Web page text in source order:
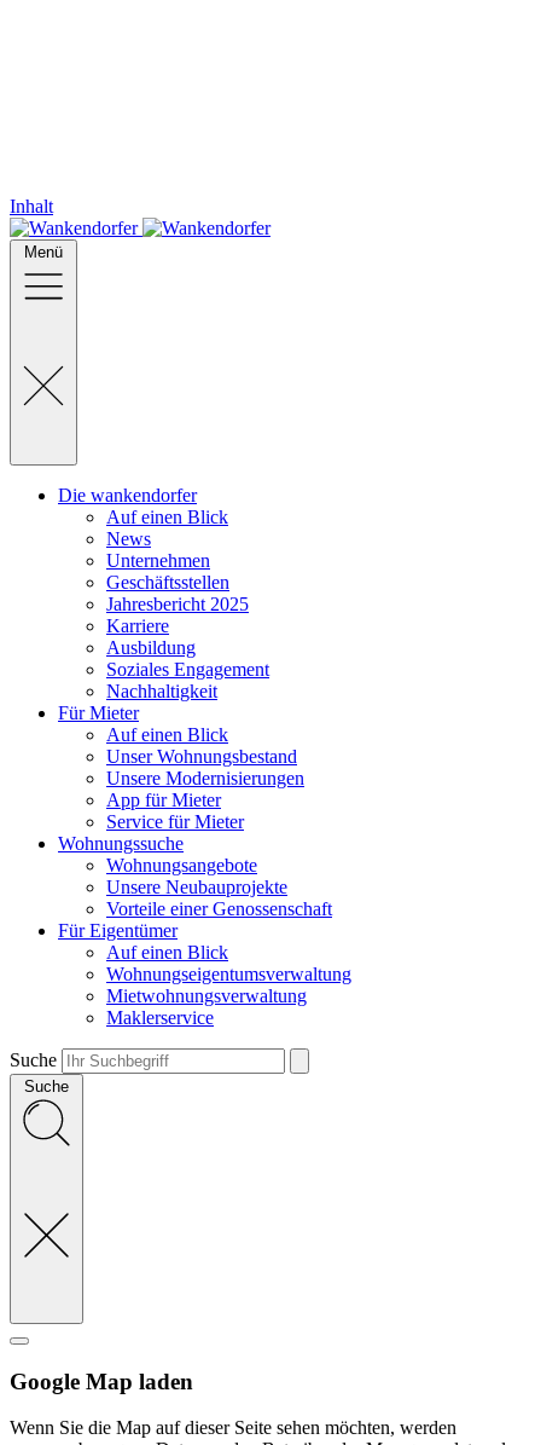
Inhalt
Menü
Die wankendorfer
Auf einen Blick
News
Unternehmen
Geschäftsstellen
Jahresbericht 2025
Karriere
Ausbildung
Soziales Engagement
Nachhaltigkeit
Für Mieter
Auf einen Blick
Unser Wohnungsbestand
Unsere Modernisierungen
App für Mieter
Service für Mieter
Wohnungssuche
Wohnungsangebote
Unsere Neubauprojekte
Vorteile einer Genossenschaft
Für Eigentümer
Auf einen Blick
Wohnungseigentumsverwaltung
Mietwohnungsverwaltung
Maklerservice
Suche
Suche
Google Map laden
Wenn Sie die Map auf dieser Seite sehen möchten, werden